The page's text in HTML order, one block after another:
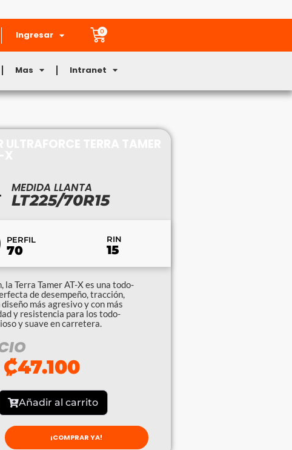
Ingresar 0
Mas Intranet
MEDIDA LLANTA
LT225/70R15
PERFIL
70
RIN
15
Terra Tamer AT-X es una todo-
de desempeño, tracción,
más agresivo y con más
y resistencia para los todo-
y suave en carretera.
₡47.100
Añadir al carrito
¡COMPRAR YA!